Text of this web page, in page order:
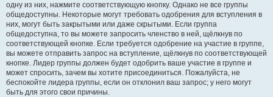
одну из них, нажмите соответствующую кнопку. Однако не все группы
общедоступны. Некоторые могут требовать одобрения для вступления в
них, могут быть закрытыми или даже скрытыми. Если группа
общедоступна, то вы можете запросить членство в ней, щёлкнув по
соответствующей кнопке. Если требуется одобрение на участие в группе,
вы можете отправить запрос на вступление, щёлкнув по соответствующей
кнопке. Лидер группы должен будет одобрить ваше участие в группе и
может спросить, зачем вы хотите присоединиться. Пожалуйста, не
беспокойте лидера группы, если он отклонил ваш запрос; у него могут
быть для этого свои причины.